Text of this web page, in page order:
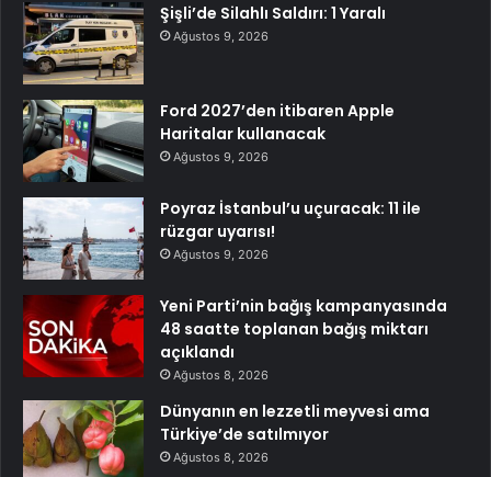
Şişli’de Silahlı Saldırı: 1 Yaralı
Ağustos 9, 2026
Ford 2027’den itibaren Apple
Haritalar kullanacak
Ağustos 9, 2026
Poyraz İstanbul’u uçuracak: 11 ile
rüzgar uyarısı!
Ağustos 9, 2026
Yeni Parti’nin bağış kampanyasında
48 saatte toplanan bağış miktarı
açıklandı
Ağustos 8, 2026
Dünyanın en lezzetli meyvesi ama
Türkiye’de satılmıyor
Ağustos 8, 2026